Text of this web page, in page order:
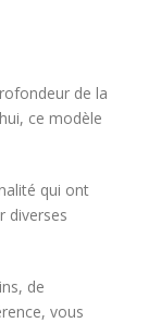
de la
ce modèle
qui ont
diverses
de
vous